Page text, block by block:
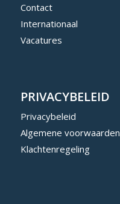
Contact
Internationaal
Vacatures
PRIVACYBELEID
Privacybeleid
Algemene voorwaarden
Klachtenregeling